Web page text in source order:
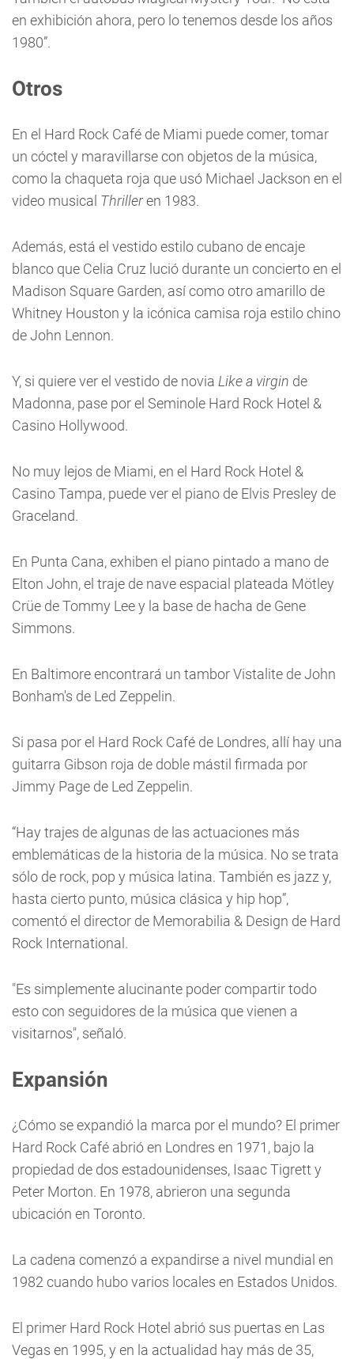
en exhibición ahora, pero lo tenemos desde los años
1980”.
Otros
En el Hard Rock Café de Miami puede comer, tomar
un cóctel y maravillarse con objetos de la música,
como la chaqueta roja que usó Michael Jackson en el
video musical Thrilleren 1983.
Además, está el vestido estilo cubano de encaje
blanco que Celia Cruz lució durante un concierto en el
Madison Square Garden, así como otro amarillo de
Whitney Houston y la icónica camisa roja estilo chino
de John Lennon.
Y, si quiere ver el vestido de novia Like a virgin de
Madonna, pase por el Seminole Hard Rock Hotel &
Casino Hollywood.
No muy lejos de Miami, en el Hard Rock Hotel &
Casino Tampa, puede ver el piano de Elvis Presley de
Graceland.
En Punta Cana, exhiben el piano pintado a mano de
Elton John, el traje de nave espacial plateada Mötley
Crüe de Tommy Lee y la base de hacha de Gene
Simmons.
En Baltimore encontrará un tambor Vistalite de John
Bonham's de Led Zeppelin.
Si pasa por el Hard Rock Café de Londres, allí hay una
guitarra Gibson roja de doble mástil firmada por
Jimmy Page de Led Zeppelin.
“Hay trajes de algunas de las actuaciones más
emblemáticas de la historia de la música. No se trata
sólo de rock, pop y música latina. También es jazz y,
hasta cierto punto, música clásica y hip hop”,
comentó el director de Memorabilia & Design de Hard
Rock International.
"Es simplemente alucinante poder compartir todo
esto con seguidores de la música que vienen a
visitarnos", señaló.
Expansión
¿Cómo se expandió la marca por el mundo? El primer
Hard Rock Café abrió en Londres en 1971, bajo la
propiedad de dos estadounidenses, Isaac Tigrett y
Peter Morton. En 1978, abrieron una segunda
ubicación en Toronto.
La cadena comenzó a expandirse a nivel mundial en
1982 cuando hubo varios locales en Estados Unidos.
El primer Hard Rock Hotel abrió sus puertas en Las
Vegas en 1995, y en la actualidad hay más de 35,